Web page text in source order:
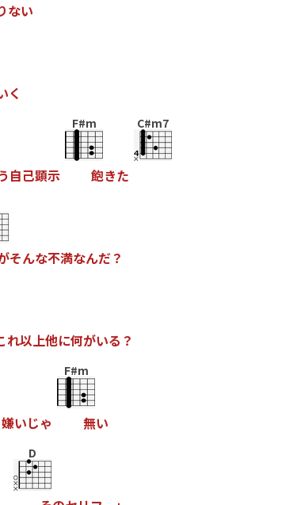
ない
く
自己顕示
F#m
飽きた
C#m7
そんな不満なんだ？
れ以上他に何がいる ？
嫌いじゃ
F#m
無い
D